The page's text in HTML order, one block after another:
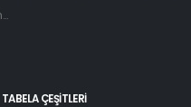
TABELA ÇEŞITLERI